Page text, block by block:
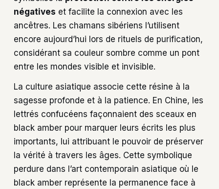
négatives et facilite la connexion avec les
ancêtres. Les chamans sibériens l’utilisent
encore aujourd’hui lors de rituels de purification,
considérant sa couleur sombre comme un pont
entre les mondes visible et invisible.
La culture asiatique associe cette résine à la
sagesse profonde et à la patience. En Chine, les
lettrés confucéens façonnaient des sceaux en
black amber pour marquer leurs écrits les plus
importants, lui attribuant le pouvoir de préserver
la vérité à travers les âges. Cette symbolique
perdure dans l’art contemporain asiatique où le
black amber représente la permanence face à